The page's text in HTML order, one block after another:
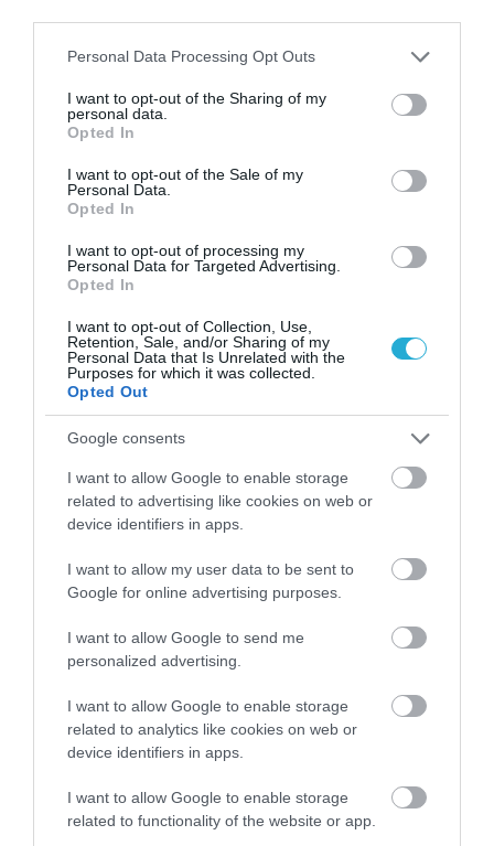
Please note that this website/app uses one or more Google
not limited to your visit or usage behaviour. You may click to
grant or deny consent to Google and its third-party tags to
use your data for below specified purposes in below Google
consent section.
Personal Data Processing Opt Outs
I want to opt-out of the Sharing of my
personal data.
Opted In
I want to opt-out of the Sale of my
Personal Data.
Opted In
I want to opt-out of processing my
Personal Data for Targeted Advertising.
Opted In
I want to opt-out of Collection, Use,
Retention, Sale, and/or Sharing of my
Personal Data that Is Unrelated with the
Purposes for which it was collected.
Opted Out
Google consents
I want to allow Google to enable storage
related to advertising like cookies on web or
device identifiers in apps.
I want to allow my user data to be sent to
Google for online advertising purposes.
I want to allow Google to send me
personalized advertising.
I want to allow Google to enable storage
related to analytics like cookies on web or
device identifiers in apps.
I want to allow Google to enable storage
related to functionality of the website or app.
31.07.2026 03:06
Ιατρικά μυστήρια που έμειναν ανεξήγητα
31.07.2026 03:05
Το πιο επικίνδυνο δωμάτιο του σπιτιού –
Εκεί που κρύβεται ο μεγαλύτερος κίνδυνος
30.07.2026 15:11
Νιώθετε συνεχώς κουρασμένοι; – Η
εξάντληση που μπορεί να κρύβει ένα
αυτοάνοσο νόσημα
ΔΗΜΟΦΙΛΗ